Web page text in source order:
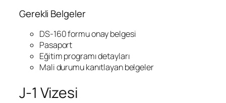
Gerekli Belgeler
DS-160 formu onay belgesi
Pasaport
Eğitim programı detayları
Mali durumu kanıtlayan belgeler
J-1 Vizesi